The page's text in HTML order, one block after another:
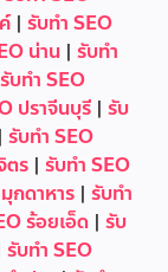
| รับทำ SEO
น่าน| รับทำ
รับทำ SEO
ปราจีนบุรี| รับ
| รับทำ SEO
ตร| รับทำ SEO
กดาหาร | รับทำ
ร้อยเอ็ด| รับ
รับทำ SEO